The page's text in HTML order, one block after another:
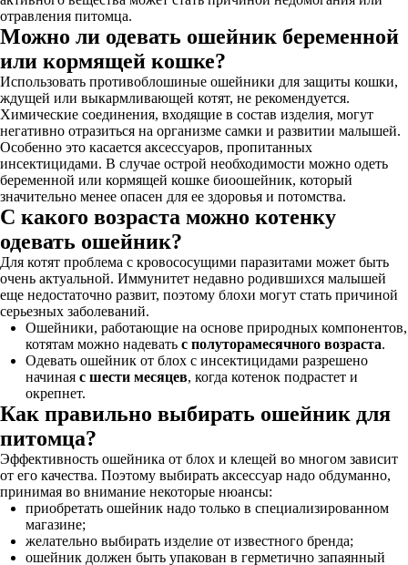
отравления питомца.
Можно ли одевать ошейник беременной
или кормящей кошке?
Использовать противоблошиные ошейники для защиты кошки,
ждущей или выкармливающей котят, не рекомендуется.
Химические соединения, входящие в состав изделия, могут
негативно отразиться на организме самки и развитии малышей.
Особенно это касается аксессуаров, пропитанных
инсектицидами. В случае острой необходимости можно одеть
беременной или кормящей кошке биоошейник, который
значительно менее опасен для ее здоровья и потомства.
С какого возраста можно котенку
одевать ошейник?
Для котят проблема с кровососущими паразитами может быть
очень актуальной. Иммунитет недавно родившихся малышей
еще недостаточно развит, поэтому блохи могут стать причиной
серьезных заболеваний.
Ошейники, работающие на основе природных компонентов,
котятам можно надевать с полуторамесячного возраста.
Одевать ошейник от блох с инсектицидами разрешено
начиная с шести месяцев, когда котенок подрастет и
окрепнет.
Как правильно выбирать ошейник для
питомца?
Эффективность ошейника от блох и клещей во многом зависит
от его качества. Поэтому выбирать аксессуар надо обдуманно,
принимая во внимание некоторые нюансы:
приобретать ошейник надо только в специализированном
магазине;
желательно выбирать изделие от известного бренда;
ошейник должен быть упакован в герметично запаянный